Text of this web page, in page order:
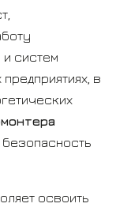
и систем
в
освоить